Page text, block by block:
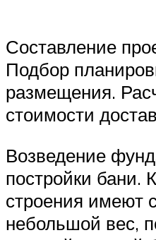
Составление
Подбор
размещения.
стоимости
Возведение
постройки бани.
строения имеют
небольшой вес,